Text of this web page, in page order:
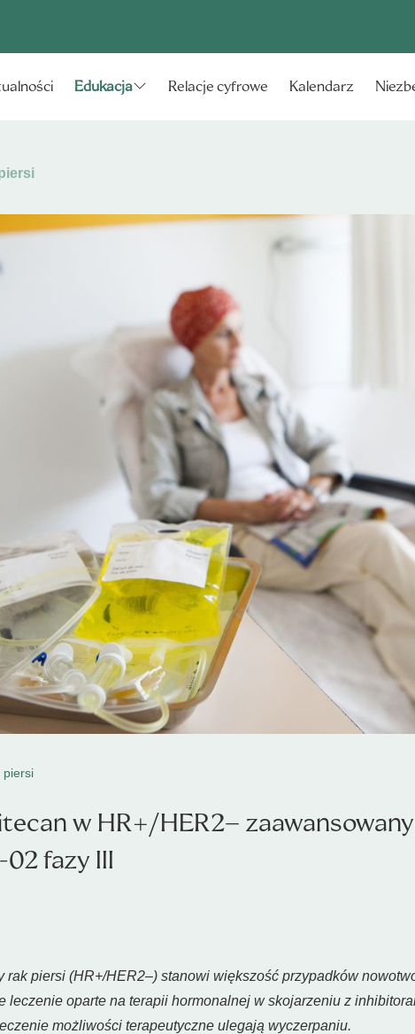
Edukacja Relacje cyfrowe Kalendarz
piersi
w HR+/HER2–
fazy III
rak piersi (HR+/HER2–) stanowi większość przypadków
leczenie oparte na terapii hormonalnej w skojarzeniu z
możliwości terapeutyczne ulegają wyczerpaniu.